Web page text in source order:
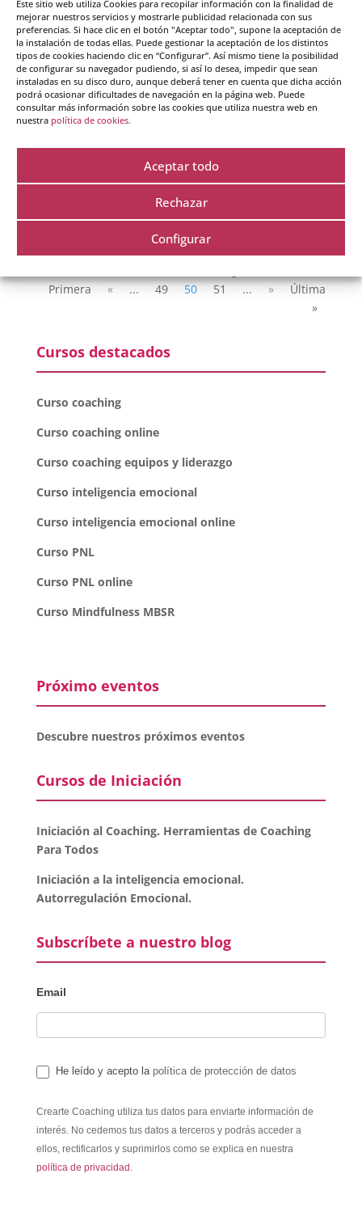
Este sitio web utiliza Cookies para recopilar información con la finalidad de
mejorar nuestros servicios y mostrarle publicidad relacionada con sus
preferencias. Si hace clic en el botón "Aceptar todo", supone la aceptación de
la instalación de todas ellas. Puede gestionar la aceptación de los distintos
tipos de cookies haciendo clic en “Configurar”. Así mismo tiene la posibilidad
de configurar su navegador pudiendo, si así lo desea, impedir que sean
instaladas en su disco duro, aunque deberá tener en cuenta que dicha acción
podrá ocasionar dificultades de navegación en la página web. Puede
consultar más información sobre las cookies que utiliza nuestra web en
nuestra política de cookies.
Aceptar todo
Rechazar
Configurar
para identificarlos
porMaite Nicuesa|11 - Ago - 2016 |Cambio
personal
En un proceso de coaching, los clientes toman
tan interiorizados que, parecen como una segunda
naturaleza. Sin embargo, no son pensamientos
instintivos sino aprendidos, a fuerza de la
costumbre. Este tipo de...
Primera
« ... 49 50 51 ... »
Última
»
Cursos destacados
Curso coaching
Curso coaching online
Curso coaching equipos y liderazgo
Curso inteligencia emocional
Curso inteligencia emocional online
Curso PNL
Curso PNL online
Curso Mindfulness MBSR
Próximo eventos
Descubre nuestros próximos eventos
Cursos de Iniciación
Iniciación al Coaching. Herramientas de Coaching
Para Todos
Iniciación a la inteligencia emocional.
Autorregulación Emocional.
Subscríbete a nuestro blog
Email
He leído y acepto la política de protección de datos
Crearte Coaching utiliza tus datos para enviarte información de
interés. No cedemos tus datos a terceros y podrás acceder a
ellos, rectificarlos y suprimirlos como se explica en nuestra
política de privacidad.